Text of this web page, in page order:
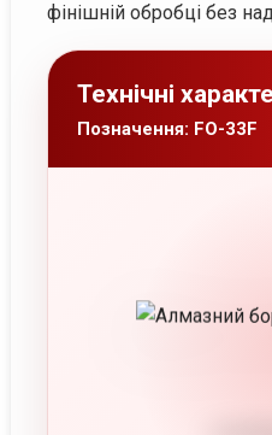
фінішній обробці без
Технічні
Позначення: FO-33F